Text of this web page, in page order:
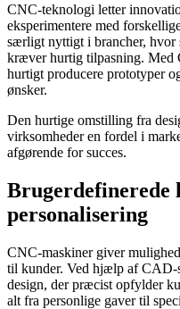
CNC-teknologi letter
eksperimentere med
særligt nyttigt i brancher, hvor
kræver hurtig tilpasning. Med
hurtigt producere prototyper
ønsker.
Den hurtige omstilling fra
virksomheder en fordel i
afgørende for succes.
Brugerdefinerede
personalisering
CNC-maskiner giver
til kunder. Ved hjælp af CAD-
design, der præcist opfylder
alt fra personlige gaver til